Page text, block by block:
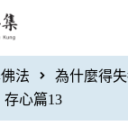
法
為什麼得
存心篇13